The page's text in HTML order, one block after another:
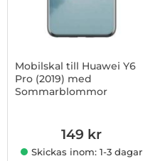
Mobilskal till Huawei Y6
Pro (2019) med
Sommarblommor
149 kr
Skickas inom: 1-3 dagar